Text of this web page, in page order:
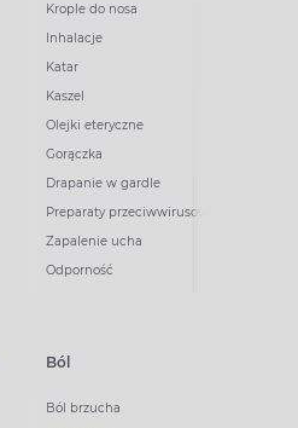
Krople do nosa
Inhalacje
Katar
Kaszel
Olejki eteryczne
Gorączka
Drapanie w gardle
Preparaty przeciwwirusowe
Zapalenie ucha
Odporność
Ból
Ból brzucha